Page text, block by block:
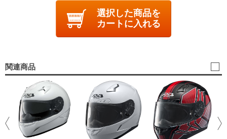
選択した商品を
カートに入れる
関連商品